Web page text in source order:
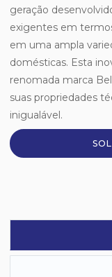
geração
exigentes em
em uma ampla
domésticas. Esta
renomada marca
suas propriedades
inigualável.